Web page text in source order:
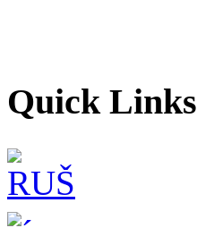
Quick Links